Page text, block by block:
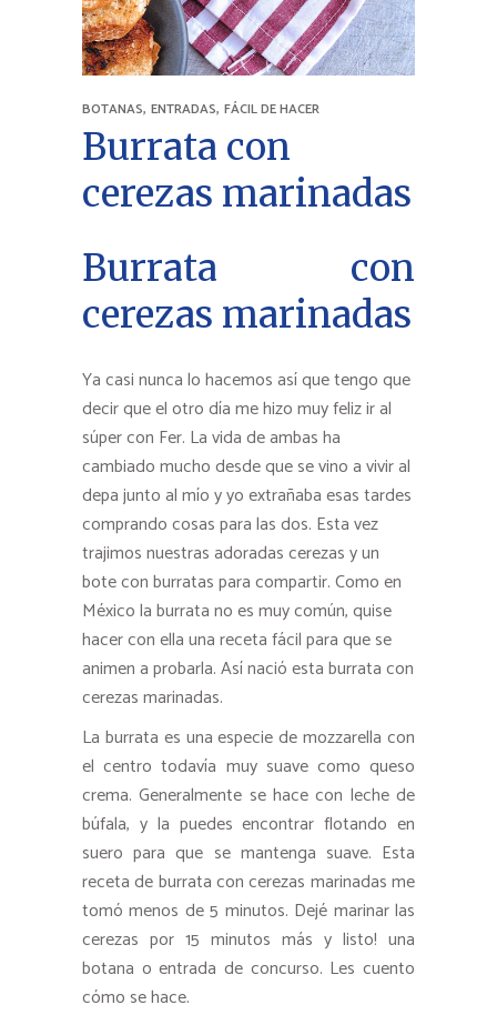
BOTANAS, ENTRADAS, FÁCIL DE HACER
Burrata con
cerezas marinadas
Burrata con
cerezas marinadas
Ya casi nunca lo hacemos así que tengo que
decir que el otro día me hizo muy feliz ir al
súper con Fer. La vida de ambas ha
cambiado mucho desde que se vino a vivir al
depa junto al mío y yo extrañaba esas tardes
comprando cosas para las dos. Esta vez
trajimos nuestras adoradas cerezas y un
bote con burratas para compartir. Como en
México la burrata no es muy común, quise
hacer con ella una receta fácil para que se
animen a probarla. Así nació esta burrata con
cerezas marinadas.
La burrata es una especie de mozzarella con
el centro todavía muy suave como queso
crema. Generalmente se hace con leche de
búfala, y la puedes encontrar flotando en
suero para que se mantenga suave. Esta
receta de burrata con cerezas marinadas me
tomó menos de 5 minutos. Dejé marinar las
cerezas por 15 minutos más y listo! una
botana o entrada de concurso. Les cuento
cómo se hace.